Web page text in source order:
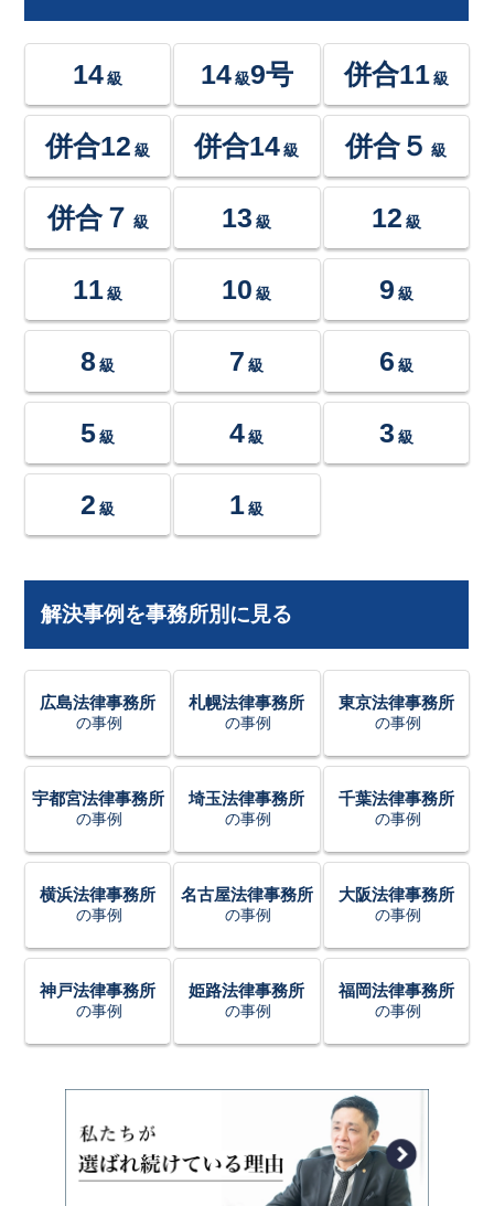
14 級 14級9号 併合11 級
併合12 級 併合14 級 併合５ 級
併合７ 級 13 級 12 級
11 級 10 級 9 級
8 級 7 級 6 級
5 級 4 級 3 級
2 級 1 級
解決事例を事務所別に見る
広島法律事務所
の事例
札幌法律事務所
の事例
東京法律事務所
の事例
宇都宮法律事務所
の事例
埼玉法律事務所
の事例
千葉法律事務所
の事例
横浜法律事務所
の事例
名古屋法律事務所
の事例
大阪法律事務所
の事例
神戸法律事務所
の事例
姫路法律事務所
の事例
福岡法律事務所
の事例